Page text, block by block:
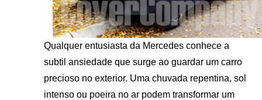
Qualquer entusiasta da Mercedes conhece a
subtil ansiedade que surge ao guardar um carro
precioso no exterior. Uma chuvada repentina, sol
intenso ou poeira no ar podem transformar um